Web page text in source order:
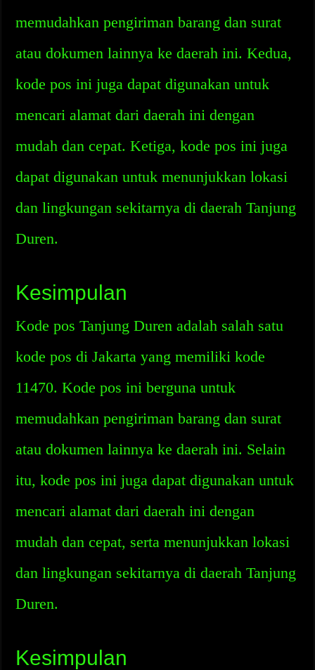
memudahkan pengiriman barang dan surat
atau dokumen lainnya ke daerah ini. Kedua,
kode pos ini juga dapat digunakan untuk
mencari alamat dari daerah ini dengan
mudah dan cepat. Ketiga, kode pos ini juga
dapat digunakan untuk menunjukkan lokasi
dan lingkungan sekitarnya di daerah Tanjung
Duren.
Kesimpulan
Kode pos Tanjung Duren adalah salah satu
kode pos di Jakarta yang memiliki kode
11470. Kode pos ini berguna untuk
memudahkan pengiriman barang dan surat
atau dokumen lainnya ke daerah ini. Selain
itu, kode pos ini juga dapat digunakan untuk
mencari alamat dari daerah ini dengan
mudah dan cepat, serta menunjukkan lokasi
dan lingkungan sekitarnya di daerah Tanjung
Duren.
Kesimpulan